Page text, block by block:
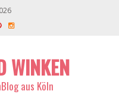
WINKEN
aus Köln